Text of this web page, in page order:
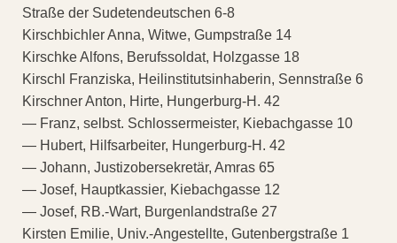
Straße der Sudetendeutschen 6-8
Kirschbichler Anna, Witwe, Gumpstraße 14
Kirschke Alfons, Berufssoldat, Holzgasse 18
Kirschl Franziska, Heilinstitutsinhaberin, Sennstraße 6
Kirschner Anton, Hirte, Hungerburg-H. 42
— Franz, selbst. Schlossermeister, Kiebachgasse 10
— Hubert, Hilfsarbeiter, Hungerburg-H. 42
— Johann, Justizobersekretär, Amras 65
— Josef, Hauptkassier, Kiebachgasse 12
— Josef, RB.-Wart, Burgenlandstraße 27
Kirsten Emilie, Univ.-Angestellte, Gutenbergstraße 1